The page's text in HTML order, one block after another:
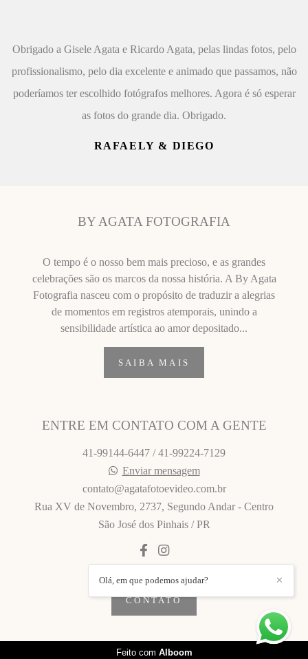
Obrigado a Gisele Agata e Ricardo Agata, pelas lindas fotos, pelo
profissionalismo, pelo dia excelente e animado que passamos, não
poderíamos ter escolhido fotógrafos melhores. Agora é só esperar
as fotos do grande dia. Obrigado.
RAFAELY & DIEGO
BY AGATA FOTOGRAFIA
O tempo é o nosso bem mais precioso, e as grandes
celebrações são os marcos da nossa história. A By Agata
Fotografia nasceu com o propósito de traduzir a alegrias
de momentos em registros atemporais, unindo a
sensibilidade artística ao amor depositado...
SAIBA MAIS
ENTRE EM CONTATO COM A GENTE
41-99144-6447 / 41-99224-7129
Enviar mensagem
contato@agatafotoevideo.com.br
Rua XV de Novembro, 2737, Segundo Andar - Centro
São José dos Pinhais / PR
CONTATO
✕
Olá, em que podemos ajudar?
Feito com Alboom